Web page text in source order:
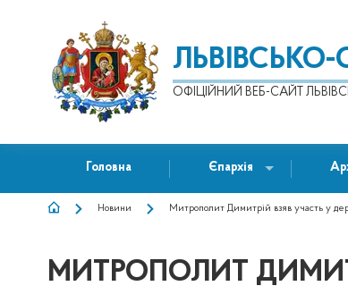
ОФІЦІЙНИЙ ВЕБ-САЙТ
Головна Єпархія
РЯДОК
НАВІҐАЦІЇ
Новини Митрополит Димитрій взяв участь у
МИТРОПОЛИТ